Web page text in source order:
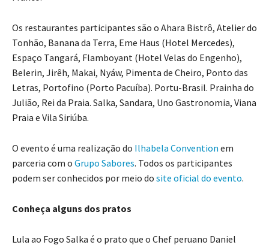
Os restaurantes participantes são o Ahara Bistrô, Atelier do
Tonhão, Banana da Terra, Eme Haus (Hotel Mercedes),
Espaço Tangará, Flamboyant (Hotel Velas do Engenho),
Belerin, Jirêh, Makai, Nyáw, Pimenta de Cheiro, Ponto das
Letras, Portofino (Porto Pacuíba). Portu-Brasil. Prainha do
Julião, Rei da Praia. Salka, Sandara, Uno Gastronomia, Viana
Praia e Vila Siriúba.
O evento é uma realização do Ilhabela Convention em
parceria com o Grupo Sabores. Todos os participantes
podem ser conhecidos por meio do site oficial do evento.
Conheça alguns dos pratos
Lula ao Fogo Salka é o prato que o Chef peruano Daniel